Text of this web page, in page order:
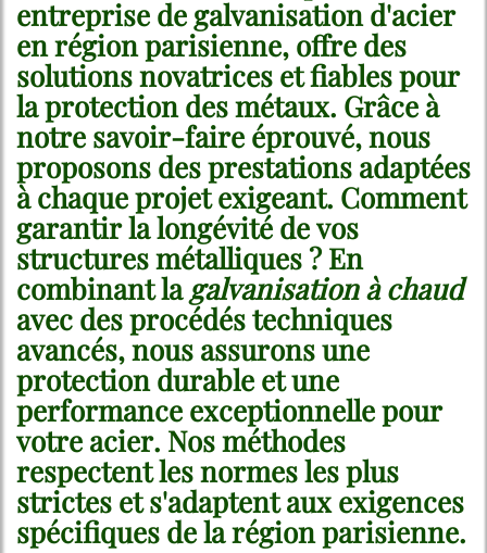
entreprise de galvanisation d'acier
en région parisienne, offre des
solutions novatrices et fiables pour
la protection des métaux. Grâce à
notre savoir-faire éprouvé, nous
proposons des prestations adaptées
à chaque projet exigeant. Comment
garantir la longévité de vos
structures métalliques ? En
combinant lagalvanisation à chaud
avec des procédés techniques
avancés, nous assurons une
protection durable et une
performance exceptionnelle pour
votre acier. Nos méthodes
respectent les normes les plus
strictes et s'adaptent aux exigences
spécifiques de la région parisienne.